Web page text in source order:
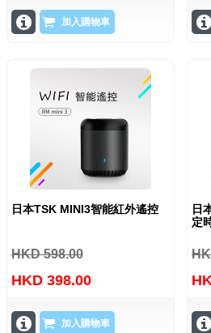
加入購物車
日本TSK MINI3智能紅外遙控
HKD 598.00
HKD 398.00
加入購物車
日
定